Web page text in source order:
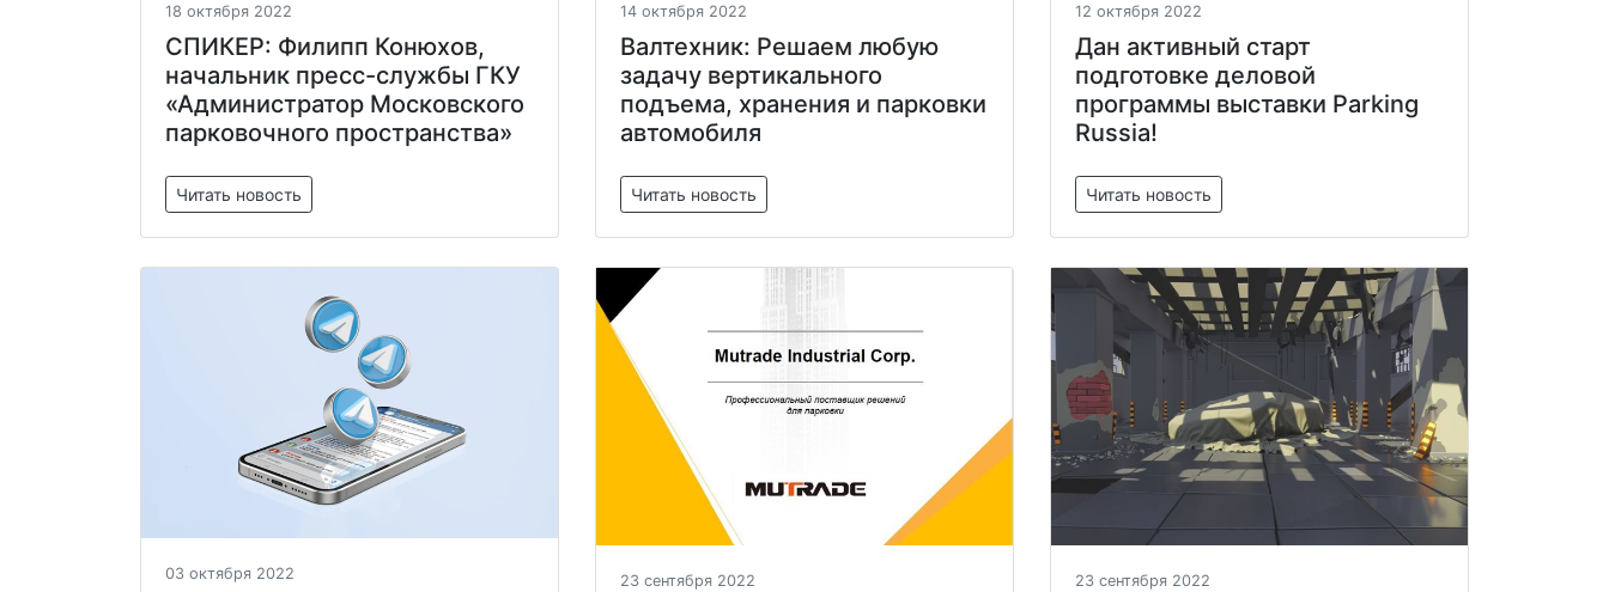
18 октября 2022
СПИКЕР: Филипп Конюхов,
начальник пресс-службы ГКУ
«Администратор Московского
парковочного пространства»
Читать новость
14 октября 2022
Валтехник: Решаем любую
задачу вертикального
подъема, хранения и парковки
автомобиля
Читать новость
12 октября 2022
Дан активный старт
подготовке деловой
программы выставки Parking
Russia!
Читать новость
03 октября 2022 23 сентября 2022 23 сентября 2022